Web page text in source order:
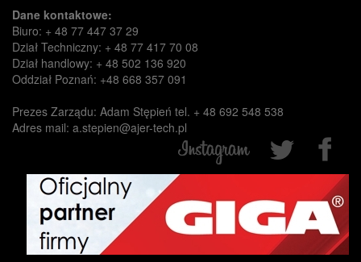
Dane kontaktowe:
Biuro: + 48 77 447 37 29
Dział Techniczny: + 48 77 417 70 08
Dział handlowy: + 48 502 136 920
Oddział Poznań: +48 668 357 091
Prezes Zarządu: Adam Stępień tel. + 48 692 548 538
Adres mail: a.stepien@ajer-tech.pl